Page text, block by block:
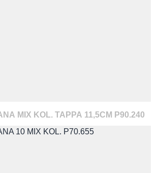
MIX KOL. TAPPA 11,5CM P90.240